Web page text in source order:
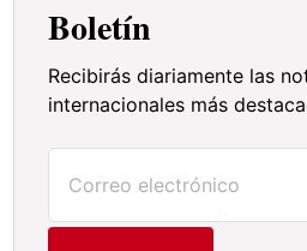
Boletín
Recibirás diariamente las
internacionales más